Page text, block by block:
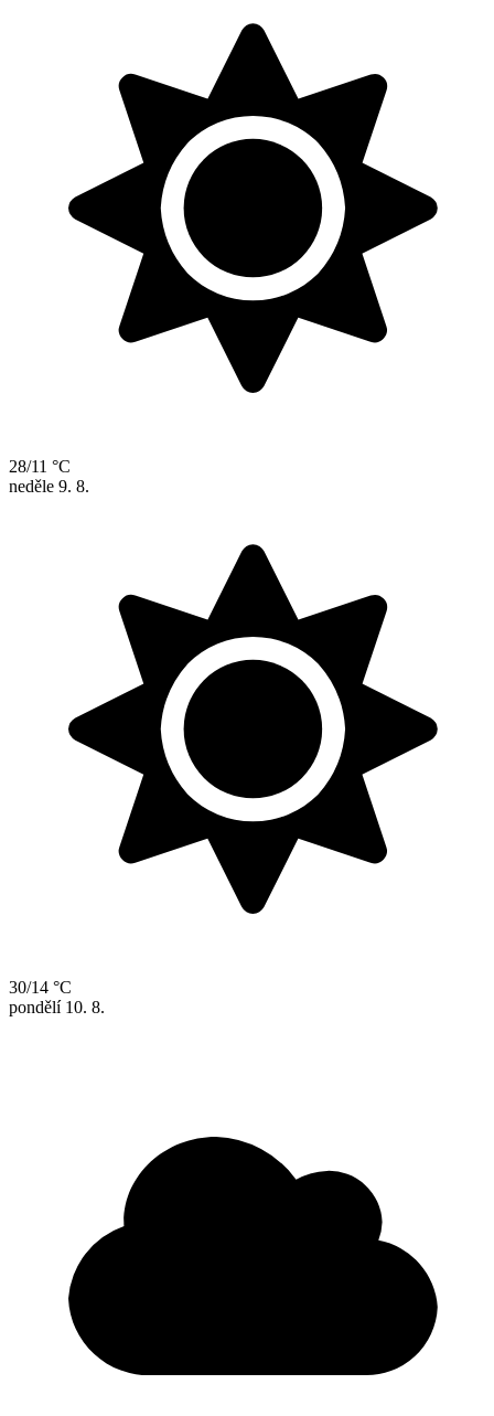
28/11 °C
neděle 9. 8.
30/14 °C
pondělí 10. 8.